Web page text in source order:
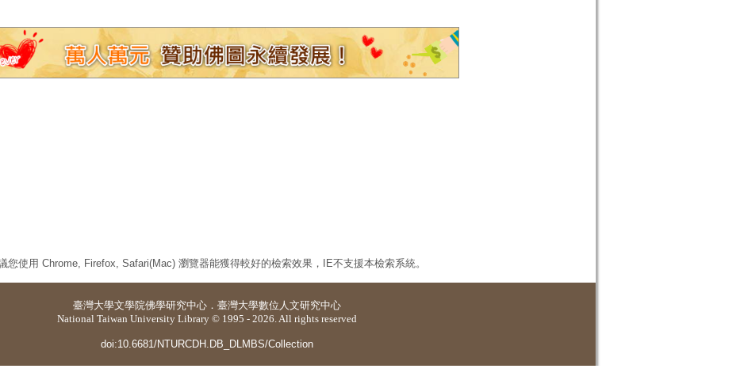
您使用 Chrome, Firefox, Safari(Mac) 瀏覽器能獲得較好的檢索效果，IE不支援本檢索系統。
臺灣大學文學院佛學研究中心 ． 臺灣大學數位人文研究中心
National Taiwan University Library © 1995 - 2026. All rights reserved
doi:10.6681/NTURCDH.DB_DLMBS/Collection